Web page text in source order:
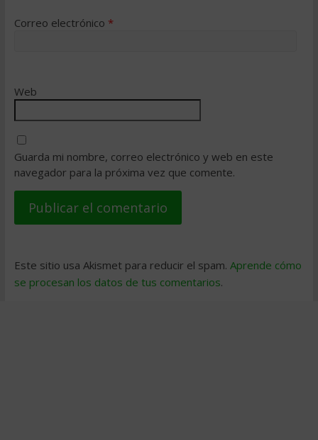
Correo electrónico *
Web
Guarda mi nombre, correo electrónico y web en este
navegador para la próxima vez que comente.
Este sitio usa Akismet para reducir el spam. Aprende cómo
se procesan los datos de tus comentarios.